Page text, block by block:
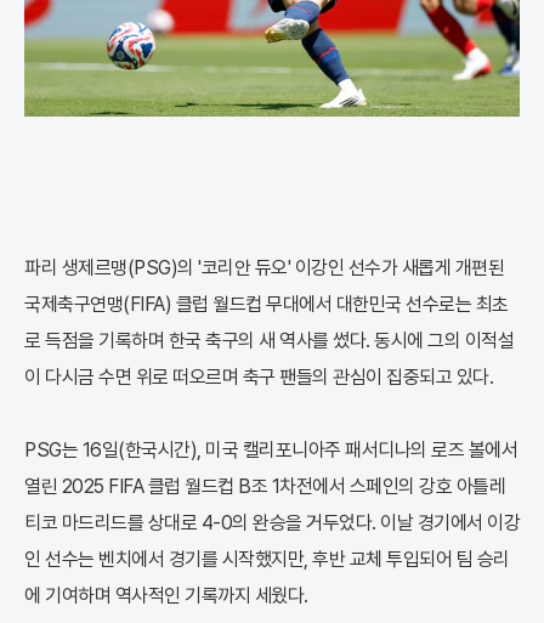
파리 생제르맹(PSG)의 '코리안 듀오' 이강인 선수가 새롭게 개편된
국제축구연맹(FIFA) 클럽 월드컵 무대에서 대한민국 선수로는 최초
로 득점을 기록하며 한국 축구의 새 역사를 썼다. 동시에 그의 이적설
이 다시금 수면 위로 떠오르며 축구 팬들의 관심이 집중되고 있다.
PSG는 16일(한국시간), 미국 캘리포니아주 패서디나의 로즈 볼에서
열린 2025 FIFA 클럽 월드컵 B조 1차전에서 스페인의 강호 아틀레
티코 마드리드를 상대로 4-0의 완승을 거두었다. 이날 경기에서 이강
인 선수는 벤치에서 경기를 시작했지만, 후반 교체 투입되어 팀 승리
에 기여하며 역사적인 기록까지 세웠다.